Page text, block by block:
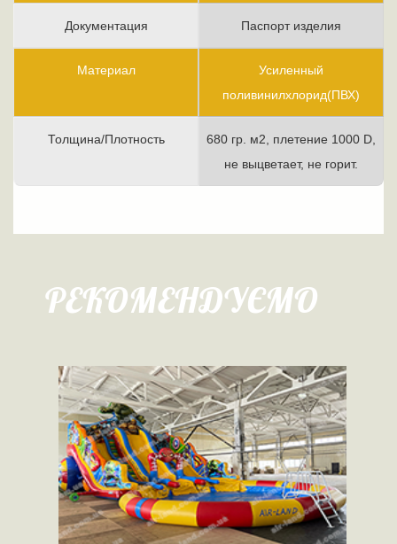
Документация
Материал
Толщина/Плотность
Паспорт изделия
Усиленный
поливинилхлорид(ПВХ)
680 гр. м2, плетение 1000 D,
не выцветает, не горит.
РЕКОМЕНДУЄМО